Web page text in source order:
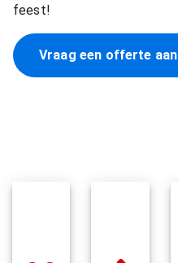
feest!
Vraag een offerte aan